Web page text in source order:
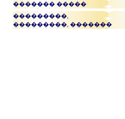
������� �����
���������,
���������, �������